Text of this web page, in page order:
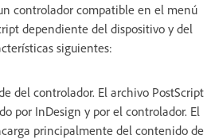
controlador compatible en el menú
dependiente del dispositivo y del
siguientes:
del controlador. El archivo PostScript
por InDesign y por el controlador. El
principalmente del contenido de